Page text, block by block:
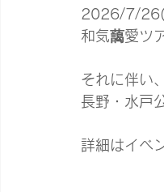
2026/7/26(
和気藹愛ツ
それに伴い
長野・水戸
詳細はイベ